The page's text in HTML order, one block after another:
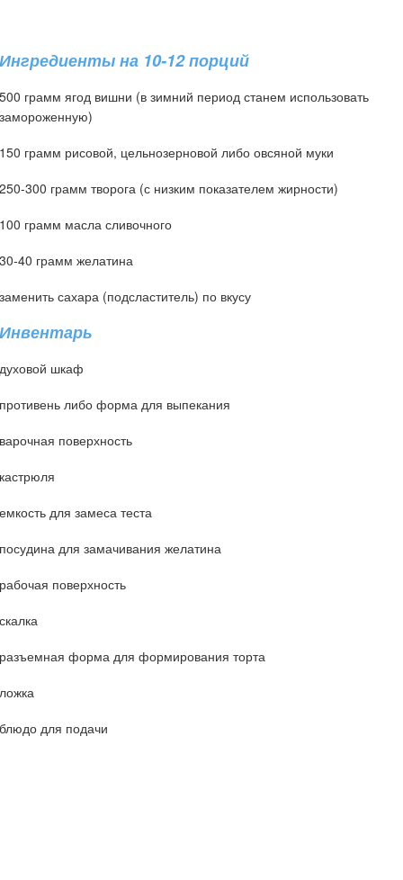
Ингредиенты на 10-12 порций
500 грамм ягод вишни (в зимний период станем использовать
замороженную)
150 грамм рисовой, цельнозерновой либо овсяной муки
250-300 грамм творога (с низким показателем жирности)
100 грамм масла сливочного
30-40 грамм желатина
заменить сахара (подсластитель) по вкусу
Инвентарь
духовой шкаф
противень либо форма для выпекания
варочная поверхность
кастрюля
емкость для замеса теста
посудина для замачивания желатина
рабочая поверхность
скалка
разъемная форма для формирования торта
ложка
блюдо для подачи